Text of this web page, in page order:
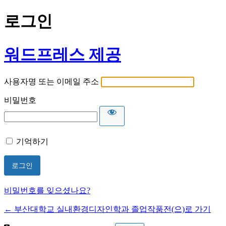
로그인
워드프레스 제공
사용자명 또는 이메일 주소
비밀번호
기억하기
비밀번호를 잊으셨나요?
← 부산대학교 실내환경디자인학과 졸업작품전(으)로 가기